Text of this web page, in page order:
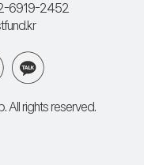
6919-2452
All rights reserved.